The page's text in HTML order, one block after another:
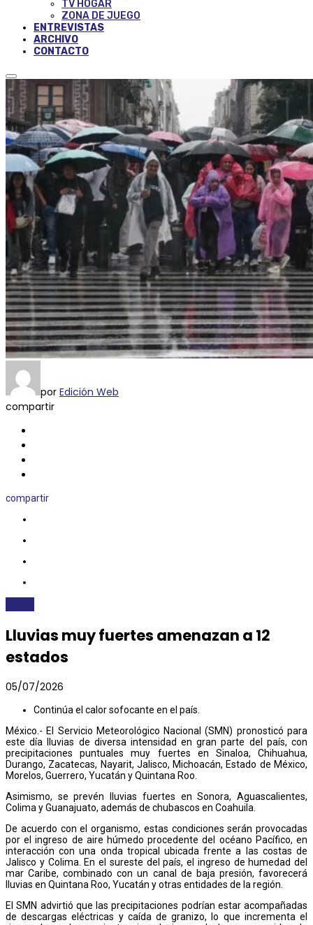
TV HOGAR
ZONA DE JUEGO
ENTREVISTAS
ARCHIVO
CONTACTO
por Edición Web
compartir
compartir
Lluvias muy fuertes amenazan a 12
estados
05/07/2026
Continúa el calor sofocante en el país.
México.- El Servicio Meteorológico Nacional (SMN) pronosticó para
este día lluvias de diversa intensidad en gran parte del país, con
precipitaciones puntuales muy fuertes en Sinaloa, Chihuahua,
Durango, Zacatecas, Nayarit, Jalisco, Michoacán, Estado de México,
Morelos, Guerrero, Yucatán y Quintana Roo.
Asimismo, se prevén lluvias fuertes en Sonora, Aguascalientes,
Colima y Guanajuato, además de chubascos en Coahuila.
De acuerdo con el organismo, estas condiciones serán provocadas
por el ingreso de aire húmedo procedente del océano Pacífico, en
interacción con una onda tropical ubicada frente a las costas de
Jalisco y Colima. En el sureste del país, el ingreso de humedad del
mar Caribe, combinado con un canal de baja presión, favorecerá
lluvias en Quintana Roo, Yucatán y otras entidades de la región.
El SMN advirtió que las precipitaciones podrían estar acompañadas
de descargas eléctricas y caída de granizo, lo que incrementa el